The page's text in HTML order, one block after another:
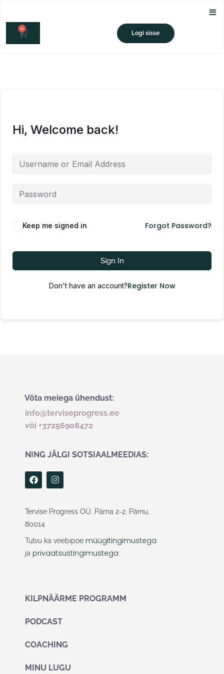
content
0
CART Logi sisse
Hi, Welcome back!
Keep me signed in Forgot Password?
Sign In
Don't have an account?Register Now
Võta meiega ühendust:
info@terviseprogress.ee
või +37256908472
NING JÄLGI SOTSIAALMEEDIAS:
F
a
c
b
o
o
I
n
s
a
g
m
Tervise Progress OÜ, Pärna 2-2, Pärnu,
80014
Tutvu ka veebipoe müügitingimustega
ja privaatsustingimustega
KILPNÄÄRME PROGRAMM
PODCAST
COACHING
MINU LUGU